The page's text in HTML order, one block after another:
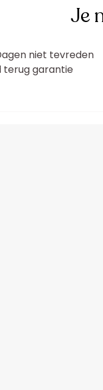
Je
niet tevreden
terug garantie